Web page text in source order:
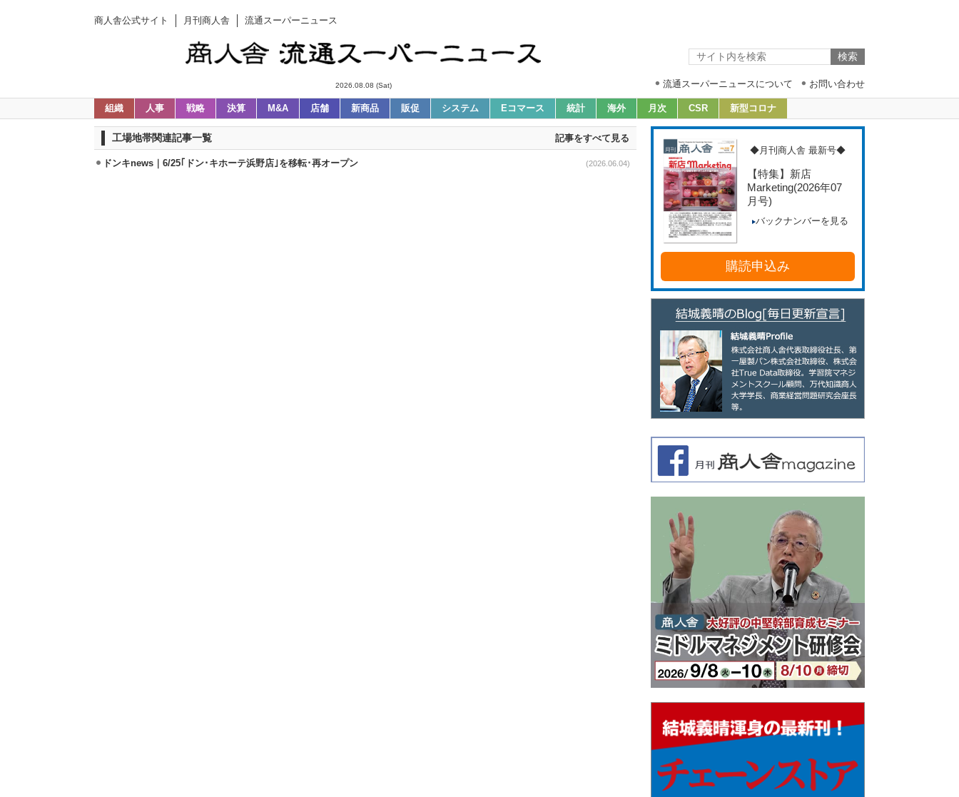
商人舎公式サイト 月刊商人舎 流通スーパーニュース
2026.08.08 (Sat) 流通スーパーニュースについて お問い合わせ
組織 人事 戦略 決算 M&A 店舗 新商品 販促 システム Eコマース 統計 海外 月次 CSR 新型コロナ
工場地帯関連記事一覧 記事をすべて見る
ドンキnews｜6/25｢ドン･キホーテ浜野店｣を移転･再オープン (2026.06.04)
◆月刊商人舎 最新号◆
【特集】新店
Marketing(2026年07
月号)
バックナンバーを見る
購読申込み